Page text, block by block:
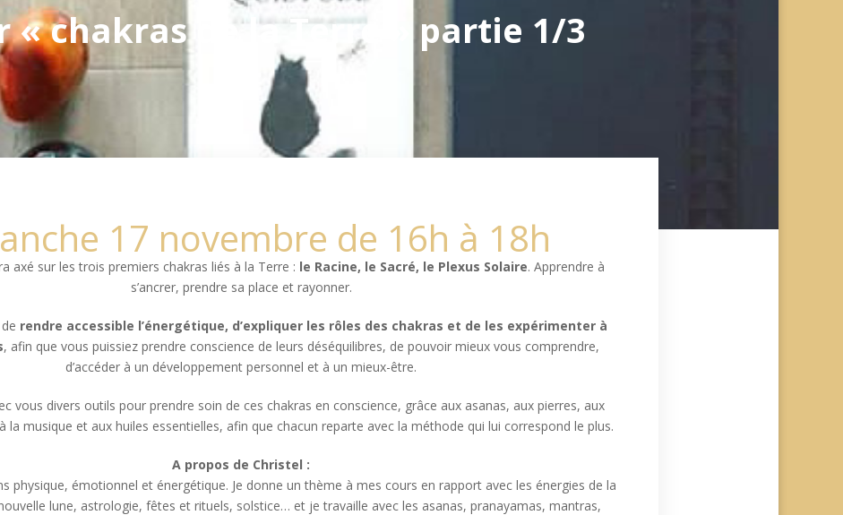
« chakras de la Terre » partie 1/3
17 novembre de 16h à 18h
axé sur les trois premiers chakras liés à la Terre : le Racine, le Sacré, le Plexus Solaire. Apprendre à
s’ancrer, prendre sa place et rayonner.
rendre accessible l’énergétique, d’expliquer les rôles des chakras et de les expérimenter à
, afin que vous puissiez prendre conscience de leurs déséquilibres, de pouvoir mieux vous comprendre,
d’accéder à un développement personnel et à un mieux-être.
vous divers outils pour prendre soin de ces chakras en conscience, grâce aux asanas, aux pierres, aux
la musique et aux huiles essentielles, afin que chacun reparte avec la méthode qui lui correspond le plus.
A propos de Christel :
physique, émotionnel et énergétique. Je donne un thème à mes cours en rapport avec les énergies de la
lune, astrologie, fêtes et rituels, solstice… et je travaille avec les asanas, pranayamas, mantras,